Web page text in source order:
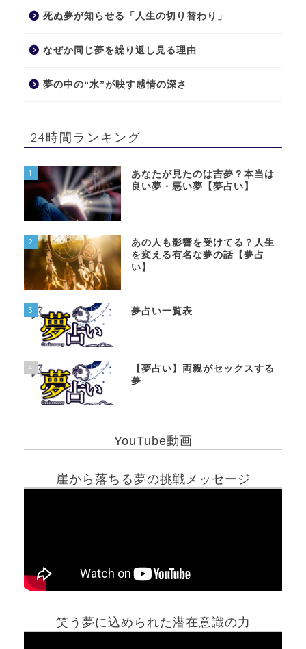
死ぬ夢が知らせる「人生の切り替わり」
なぜか同じ夢を繰り返し見る理由
夢の中の“水”が映す感情の深さ
24時間ランキング
1
あなたが見たのは吉夢？本当は
良い夢・悪い夢【夢占い】
2
あの人も影響を受けてる？人生
を変える有名な夢の話【夢占
い】
3 夢占い一覧表
4
【夢占い】両親がセックスする
夢
YouTube動画
崖から落ちる夢の挑戦メッセージ
笑う夢に込められた潜在意識の力